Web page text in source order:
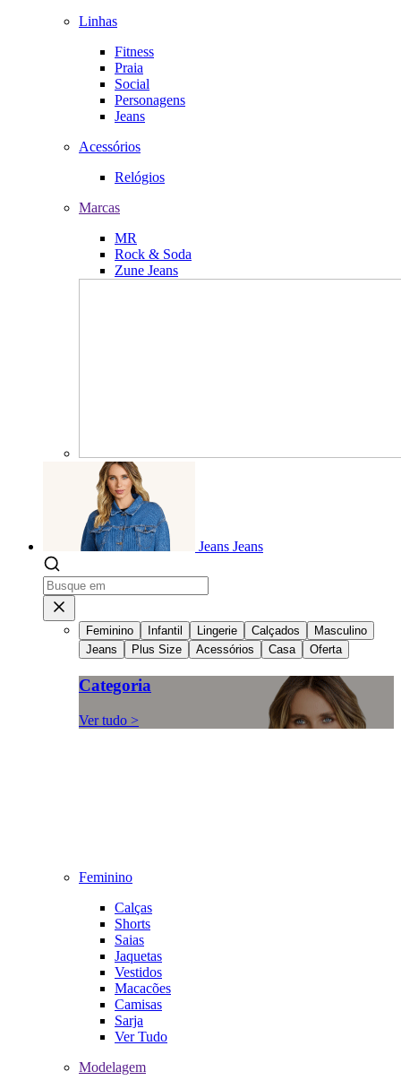
Linhas
Fitness
Praia
Social
Personagens
Jeans
Acessórios
Relógios
Marcas
MR
Rock & Soda
Zune Jeans
Jeans Jeans
Feminino Infantil Lingerie Calçados
Masculino
Jeans
Plus Size Acessórios Casa Oferta
Categoria
Ver tudo >
Feminino
Calças
Shorts
Saias
Jaquetas
Vestidos
Macacões
Camisas
Sarja
Ver Tudo
Modelagem